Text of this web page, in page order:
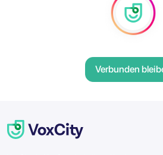
Verbunden